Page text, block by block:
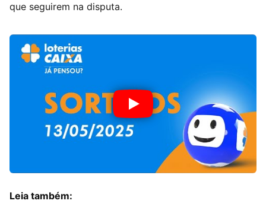
que seguirem na disputa.
Leia também: